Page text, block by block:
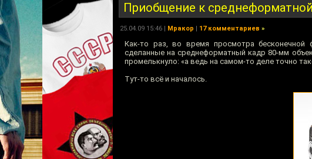
Приобщение к
25.04.09 15:46 | Мракор | 17 комментариев »
Как-то раз, во время просмотра
сделанные на среднеформатный кадр 80-мм
промелькнуло: «а ведь на самом-то деле точно
Тут-то всё и началось.